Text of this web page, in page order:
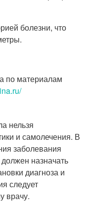
болезни, что
по материалам
нельзя
и самолечения. В
заболевания
назначать
диагноза и
следует
врачу.